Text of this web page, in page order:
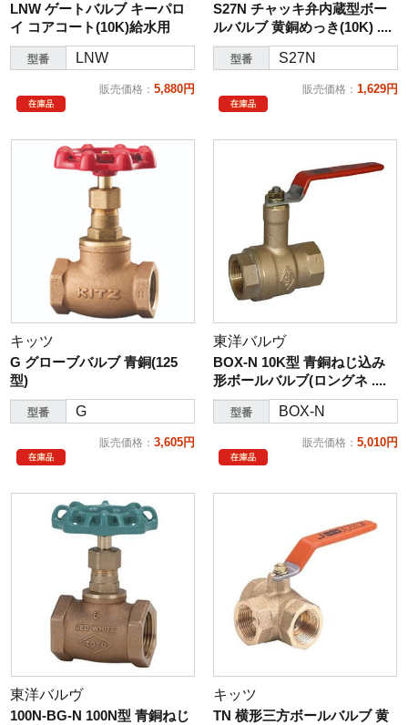
LNW ゲートバルブ キーパロ
イ コアコート(10K)給水用
型番 LNW
販売価格 ： 5,880円
S27N チャッキ弁内蔵型ボー
ルバルブ 黄銅めっき(10K) ....
型番 S27N
販売価格 ： 1,629円
キッツ
G グローブバルブ 青銅(125
型)
型番 G
販売価格 ： 3,605円
東洋バルヴ
BOX-N 10K型 青銅ねじ込み
形ボールバルブ(ロングネ ....
型番 BOX-N
販売価格 ： 5,010円
東洋バルヴ
100N-BG-N 100N型 青銅ねじ
キッツ
TN 横形三方ボールバルブ 黄